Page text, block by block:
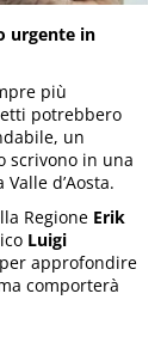
urgente in
più
potrebbero
un
scrivono in una
d’Aosta.
Regione Erik
Luigi
approfondire
comporterà